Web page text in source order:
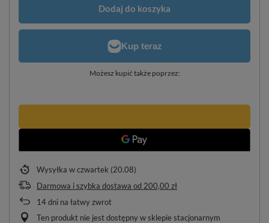
Dodaj do koszyka
Możesz kupić także poprzez:
Wysyłka w czwartek (20.08)
Darmowa i szybka dostawa od 200,00 zł
14dni na łatwy zwrot
Ten produkt nie jest dostępny w sklepie stacjonarnym